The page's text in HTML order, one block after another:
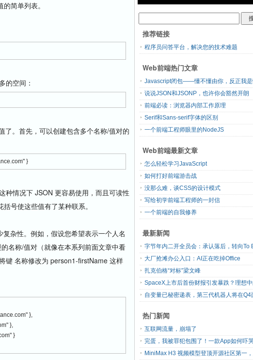
简单列表。
的空间：
了。首先，可以创建包含多个名称/值对的
}
种情况下 JSON 更容易使用，而且可读性
号使这些值有了某种联系。
杂性。例如，假设您希望表示一个人名
名称/值对（就像在本系列前面文章中看
键 名称修改为 person1-firstName 这样
},
},
}
推荐链接
程序员问答平台，解决您的技术难题
Web前端热门文章
Javascript闭包——懂不懂由你，反正我是
说说JSON和JSONP，也许你会豁然开朗
前端必读：浏览器内部工作原理
Serif和Sans-serif字体的区别
一个前端工程师眼里的NodeJS
Web前端最新文章
怎么轻松学习JavaScript
如何打好前端游击战
没那么难，谈CSS的设计模式
写给初学前端工程师的一封信
一个前端的自我修养
最新新闻
大厂抢滩办公入口：AI正在吃掉Office
扎克伯格“对标”梁文峰
自变量已秘密递表，第三代机器人将在Q4
热门新闻
互联网流量，崩塌了
完蛋，我被罪犯包围了！一款App如何吓